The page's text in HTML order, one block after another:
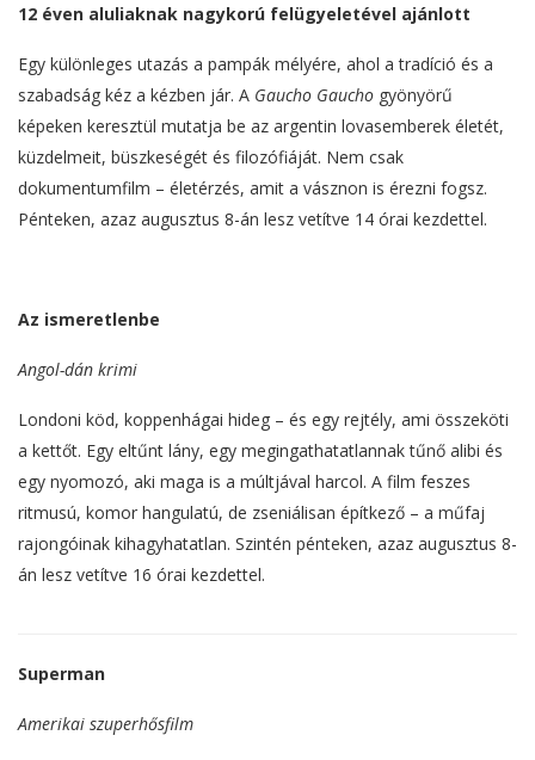
12 éven aluliaknak nagykorú felügyeletével ajánlott
Egy különleges utazás a pampák mélyére, ahol a tradíció és a
szabadság kéz a kézben jár. A Gaucho Gaucho gyönyörű
képeken keresztül mutatja be az argentin lovasemberek életét,
küzdelmeit, büszkeségét és filozófiáját. Nem csak
dokumentumfilm – életérzés, amit a vásznon is érezni fogsz.
Pénteken, azaz augusztus 8-án lesz vetítve 14 órai kezdettel.
Az ismeretlenbe
Angol-dán krimi
Londoni köd, koppenhágai hideg – és egy rejtély, ami összeköti
a kettőt. Egy eltűnt lány, egy megingathatatlannak tűnő alibi és
egy nyomozó, aki maga is a múltjával harcol. A film feszes
ritmusú, komor hangulatú, de zseniálisan építkező – a műfaj
rajongóinak kihagyhatatlan. Szintén pénteken, azaz augusztus 8-
án lesz vetítve 16 órai kezdettel.
Superman
Amerikai szuperhősfilm